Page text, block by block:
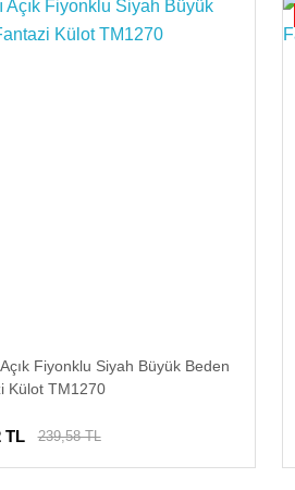
Fiyonklu Siyah Büyük Beden
Külot TM1270
TL 239,58 TL